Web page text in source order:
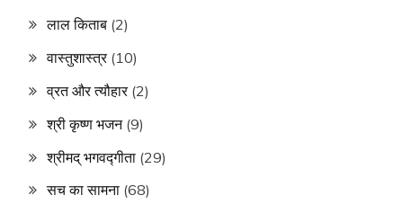
लाल किताब (2)
वास्तुशास्त्र(10)
व्रत और त्यौहार(2)
श्री कृष्ण भजन(9)
श्रीमद् भगवद्गीता (29)
सच का सामना (68)